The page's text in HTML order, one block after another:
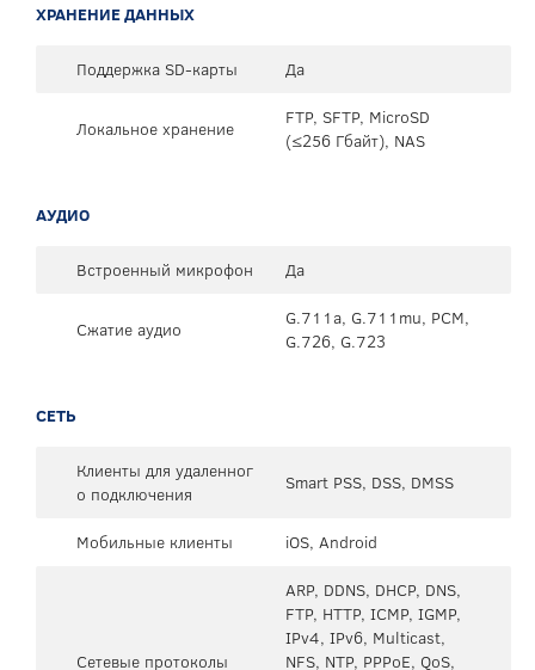
ХРАНЕНИЕ ДАННЫХ
Поддержка SD-карты Да
Локальное хранение
FTP, SFTP, MicroSD
(≤256 Гбайт), NAS
АУДИО
Встроенный микрофон Да
Сжатие аудио
G.711a, G.711mu, PCM,
G.726, G.723
СЕТЬ
Клиенты для удаленног
о подключения
Smart PSS, DSS, DMSS
Мобильные клиенты iOS, Android
Сетевые протоколы
ARP, DDNS, DHCP, DNS,
FTP, HTTP, ICMP, IGMP,
IPv4, IPv6, Multicast,
NFS, NTP, PPPoE, QoS,